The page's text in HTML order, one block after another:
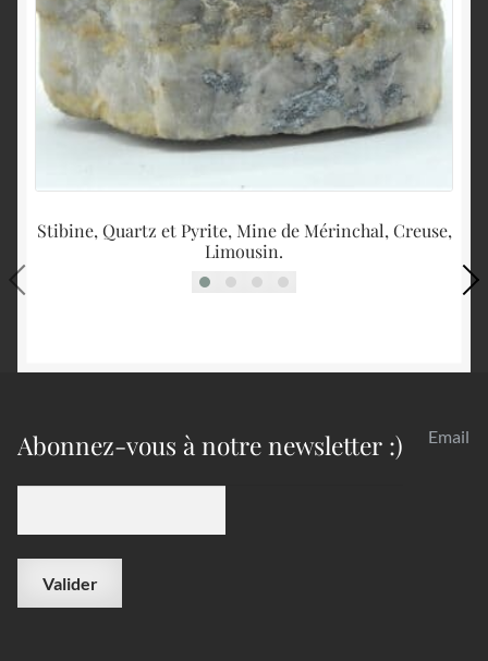
Stibine, Quartz et Pyrite, Mine de Mérinchal, Creuse,
Limousin.
Abonnez-vous à notre newsletter :) Email